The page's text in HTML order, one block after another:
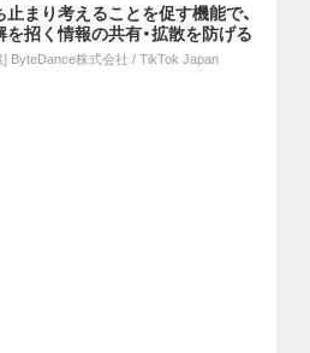
止まり考えることを促す機能で、
を招く情報の共有・拡散を防げる
] ByteDance株式会社 / TikTok Japan